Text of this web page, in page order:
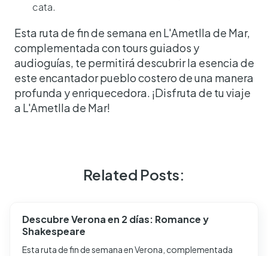
cata.
Esta ruta de fin de semana en L'Ametlla de Mar,
complementada con tours guiados y
audioguías, te permitirá descubrir la esencia de
este encantador pueblo costero de una manera
profunda y enriquecedora. ¡Disfruta de tu viaje
a L'Ametlla de Mar!
Related Posts:
Descubre Verona en 2 días: Romance y
Shakespeare
Esta ruta de fin de semana en Verona, complementada